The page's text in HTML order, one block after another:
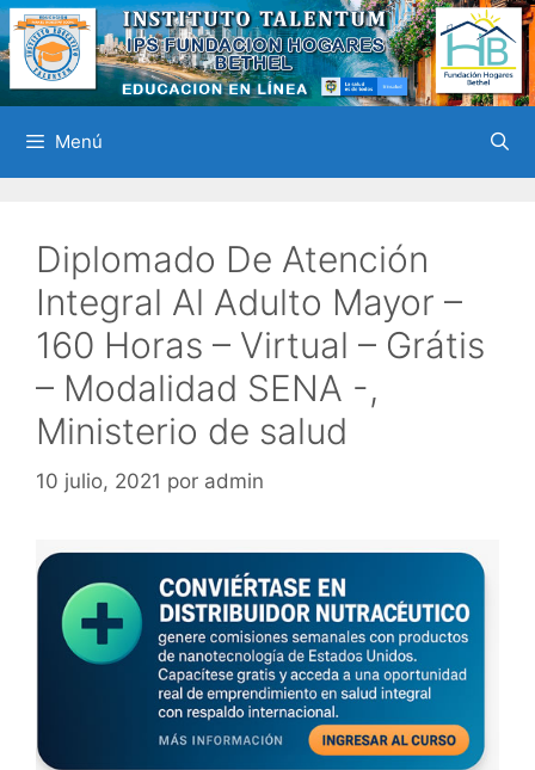
Saltar
al
contenido
Menú
Diplomado De Atención
Integral Al Adulto Mayor –
160 Horas – Virtual – Grátis
– Modalidad SENA -,
Ministerio de salud
10 julio, 2021 por admin